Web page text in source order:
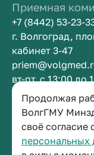
Продолжая
ВолгГМУ
своё согласие
персональных
Приемная
+7 (8442) 53-23-
г. Волгоград,
кабинет 3-47
вт-пт, с 13:00 до
Приемная
+7 (8442) 38-50-
г. Волгоград,